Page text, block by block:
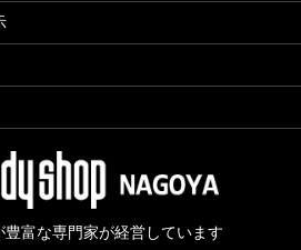
富な専門家が経営しています